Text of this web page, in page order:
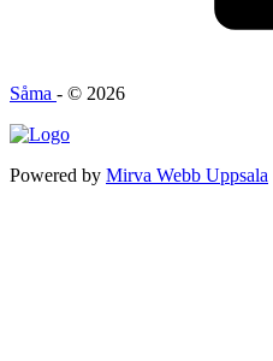
Såma - © 2026
Powered by Mirva Webb Uppsala